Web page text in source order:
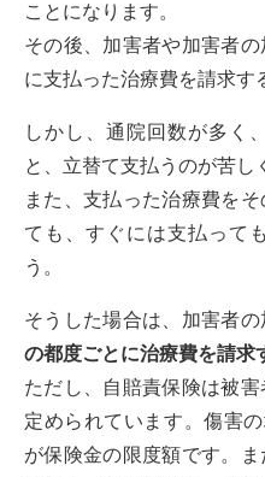
ことになります。
その後、加害者や加害者
に支払った治療費を請求す
しかし、通院回数が多く
と、立替て支払うのが苦し
また、支払った治療費を
ても、すぐには支払って
う。
そうした場合は、加害者の
の都度ごとに治療費を請求
ただし、自賠責保険は被
定められています。傷害
が保険金の限度額です。